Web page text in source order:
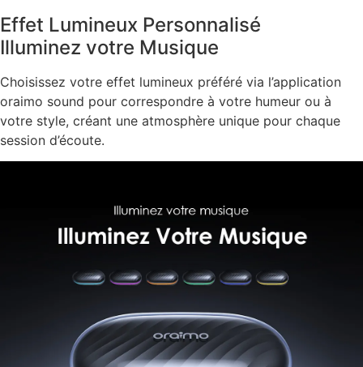
Effet Lumineux Personnalisé
Illuminez votre Musique
Choisissez votre effet lumineux préféré via l’application
oraimo sound pour correspondre à votre humeur ou à
votre style, créant une atmosphère unique pour chaque
session d’écoute.